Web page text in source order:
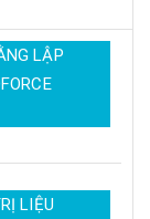
LẬP
LIỆU